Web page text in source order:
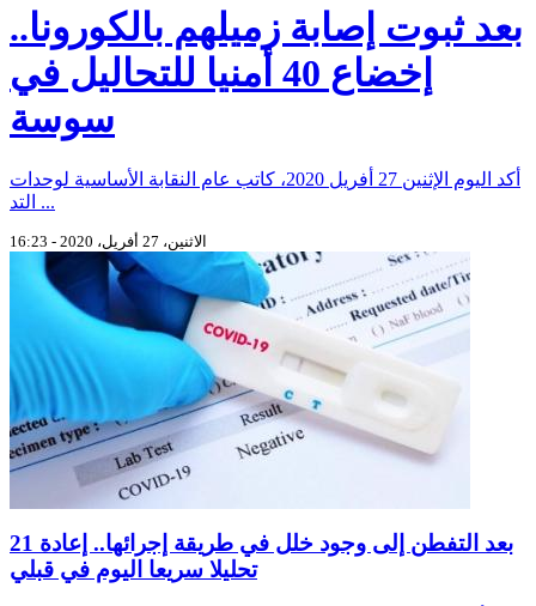
بعد ثبوت إصابة زميلهم بالكورونا..
إخضاع 40 أمنيا للتحاليل في
سوسة
أكد اليوم الإثنين 27 أفريل 2020، كاتب عام النقابة الأساسية لوحدات
التد ...
الاثنين، 27 أفريل، 2020 - 16:23
بعد التفطن إلى وجود خلل في طريقة إجرائها.. إعادة 21
تحليلا سريعا اليوم في قبلي